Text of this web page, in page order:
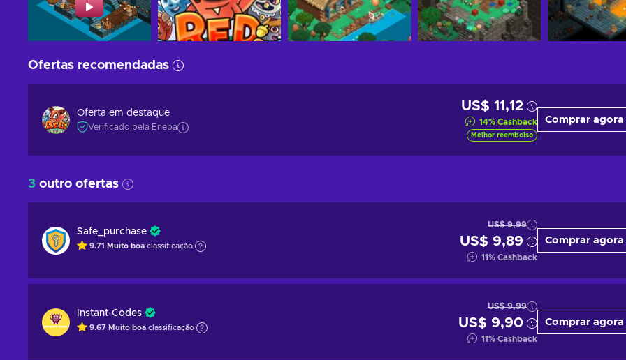
Ofertas recomendadas
Oferta em destaque
Verificado pela Eneba
US$ 11,12
14% Cashback
Melhor reembolso
Comprar agora
3 outro ofertas
Safe_purchase
9.71 Muito boa classificação
US$ 9,99
US$ 9,89
11% Cashback
Comprar agora
Instant-Codes
9.67 Muito boa classificação
US$ 9,99
US$ 9,90
11% Cashback
Comprar agora